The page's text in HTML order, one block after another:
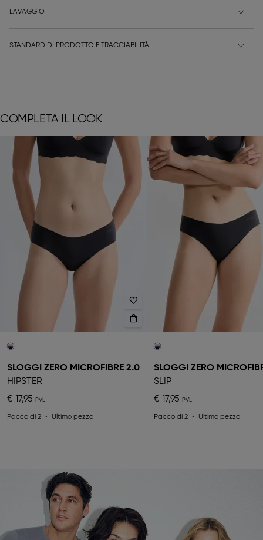
LAVAGGIO
STANDARD DI PRODOTTO E TRACCIABILITÀ
COMPLETA IL LOOK
SLOGGI ZERO MICROFIBRE 2.0
HIPSTER
€ 17,95
Pacco di 2 Ultimo pezzo
SLOGGI ZERO
SLIP
€ 17,95
Pacco di 2 Ultimo pezzo